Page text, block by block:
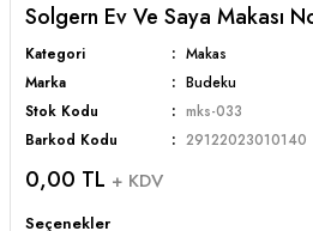
Solgern Ev Ve Saya Makası
Kategori
Makas
Marka
Budeku
Stok Kodu
mks-033
Barkod Kodu
29122023010140
0,00 TL + KDV
Seçenekler